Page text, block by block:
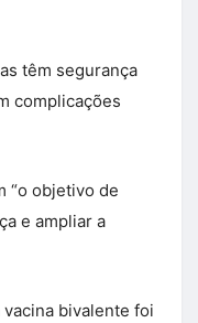
têm segurança
complicações
“o objetivo de
e ampliar a
bivalente foi